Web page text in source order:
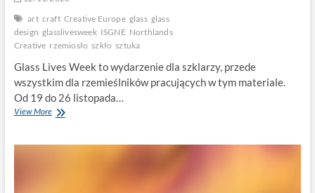
art craft Creative Europe glass glass
design glasslivesweek ISGNE Northlands
Creative rzemiosło szkło sztuka
Glass Lives Week to wydarzenie dla szklarzy, przede
wszystkim dla rzemieślników pracujących w tym materiale.
Od 19 do 26 listopada…
View MoreGlass
–